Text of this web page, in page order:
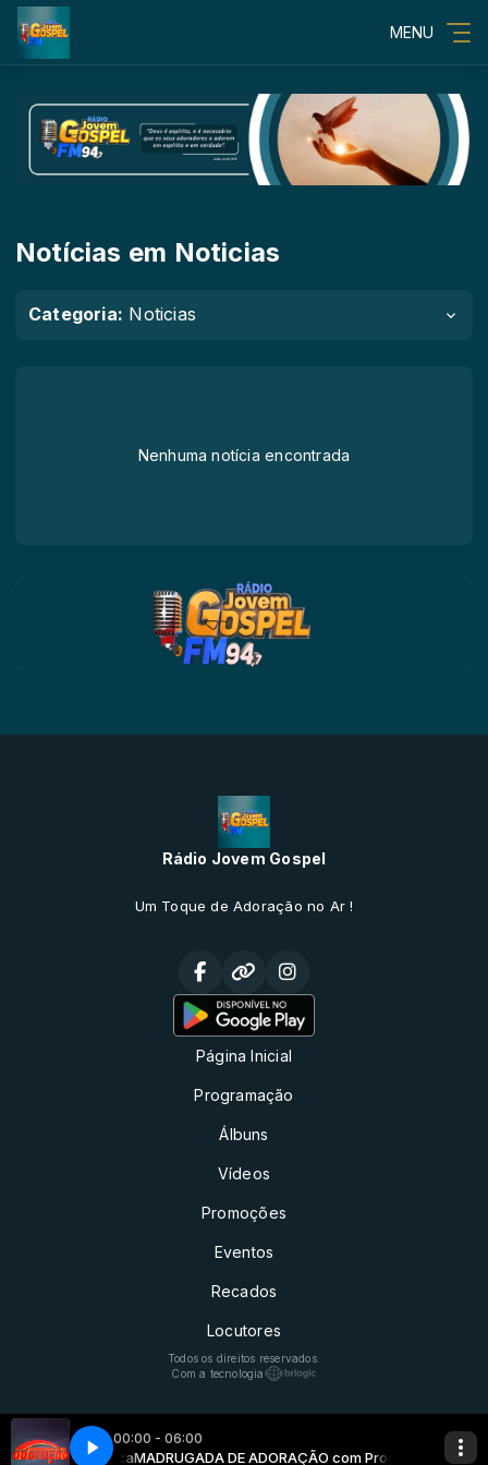
00:00 - 06:00
AutomáticaMADRUGADA DE ADORAÇÃO com Programação
MENU
Notícias em Noticias
Categoria: Noticias
Nenhuma notícia encontrada
Rádio Jovem Gospel
Um Toque de Adoração no Ar !
Página Inicial
Programação
Álbuns
Vídeos
Promoções
Eventos
Recados
Locutores
Todos os direitos reservados.
Com a tecnologia